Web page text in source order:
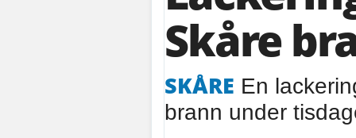
Skåre
SKÅRE En
brann under